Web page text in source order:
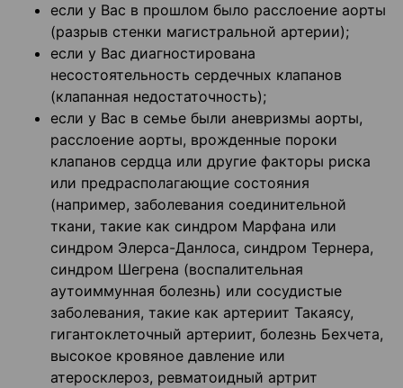
если у Вас в прошлом было расслоение аорты
(разрыв стенки магистральной артерии);
если у Вас диагностирована
несостоятельность сердечных клапанов
(клапанная недостаточность);
если у Вас в семье были аневризмы аорты,
расслоение аорты, врожденные пороки
клапанов сердца или другие факторы риска
или предрасполагающие состояния
(например, заболевания соединительной
ткани, такие как синдром Марфана или
синдром Элерса-Данлоса, синдром Тернера,
синдром Шегрена (воспалительная
аутоиммунная болезнь) или сосудистые
заболевания, такие как артериит Такаясу,
гигантоклеточный артериит, болезнь Бехчета,
высокое кровяное давление или
атеросклероз, ревматоидный артрит